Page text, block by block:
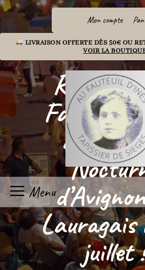
Aller
au
contenu
Mon compte
LIVRAISON OFFERTE DÈS 50€ OU
VOIR LA
Menu
Fauteuil
au
Lauragais
juillet !